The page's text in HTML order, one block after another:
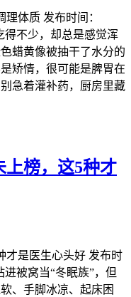
体质 发布时间：
得不少，却总是感觉浑
蜡黄像被抽干了水分的
矫情，很可能是脾胃在
急着灌补药，厨房里藏
上榜，这5种才
才是医生心头好 发布时
进被窝当“冬眠族”，但
、手脚冰凉、起床困